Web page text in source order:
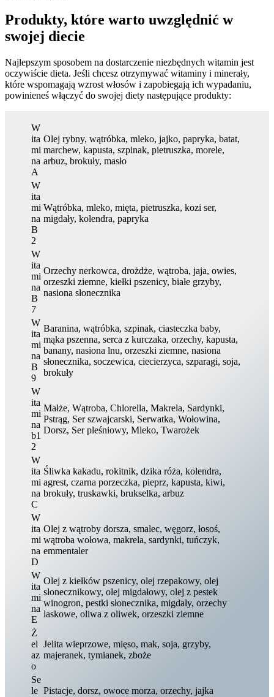
Produkty, które warto uwzględnić w
swojej diecie
Najlepszym sposobem na dostarczenie niezbędnych witamin jest
oczywiście dieta. Jeśli chcesz otrzymywać witaminy i minerały,
które wspomagają wzrost włosów i zapobiegają ich wypadaniu,
powinieneś włączyć do swojej diety następujące produkty:
W
ita
mi
na
A
Olej rybny, wątróbka, mleko, jajko, papryka, batat,
marchew, kapusta, szpinak, pietruszka, morele,
arbuz, brokuły, masło
W
ita
mi
na
B
2
Wątróbka, mleko, mięta, pietruszka, kozi ser,
migdały, kolendra, papryka
W
ita
mi
na
B
7
Orzechy nerkowca, drożdże, wątroba, jaja, owies,
orzeszki ziemne, kiełki pszenicy, białe grzyby,
nasiona słonecznika
W
ita
mi
na
B
9
Baranina, wątróbka, szpinak, ciasteczka baby,
mąka pszenna, serca z kurczaka, orzechy, kapusta,
banany, nasiona lnu, orzeszki ziemne, nasiona
słonecznika, soczewica, ciecierzyca, szparagi, soja,
brokuły
W
ita
mi
na
b1
2
Małże, Wątroba, Chlorella, Makrela, Sardynki,
Pstrąg, Ser szwajcarski, Serwatka, Wołowina,
Dorsz, Ser pleśniowy, Mleko, Twarożek
W
ita
mi
na
C
Śliwka kakadu, rokitnik, dzika róża, kolendra,
agrest, czarna porzeczka, pieprz, kapusta, kiwi,
brokuły, truskawki, brukselka, arbuz
W
ita
mi
na
D
Olej z wątroby dorsza, smalec, węgorz, łosoś,
wątroba wołowa, makrela, sardynki, tuńczyk,
emmentaler
W
ita
mi
na
E
Olej z kiełków pszenicy, olej rzepakowy, olej
słonecznikowy, olej migdałowy, olej z pestek
winogron, pestki słonecznika, migdały, orzechy
laskowe, oliwa z oliwek, orzeszki ziemne
Ż
el
az
o
Jelita wieprzowe, mięso, mak, soja, grzyby,
majeranek, tymianek, zboże
Se
le Pistacje, dorsz, owoce morza, orzechy, jajka